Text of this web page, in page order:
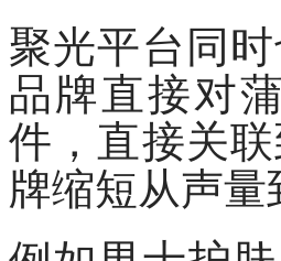
聚光平台同
品牌直接对
件，直接关
牌缩短从声